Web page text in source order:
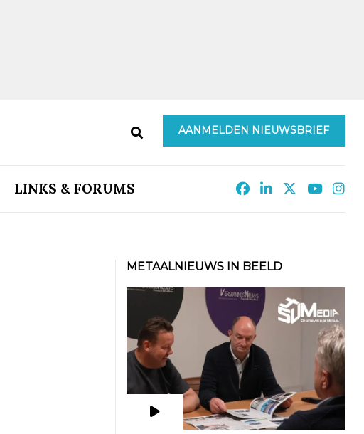
AANMELDEN NIEUWSBRIEF
LINKS & FORUMS
METAALNIEUWS IN BEELD